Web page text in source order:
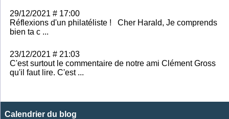
29/12/2021 # 17:00
Réflexions d'un philatéliste ! Cher Harald, Je comprends
bien ta c ...
23/12/2021 # 21:03
C'est surtout le commentaire de notre ami Clément Gross
qu'il faut lire. C'est ...
Calendrier du blog